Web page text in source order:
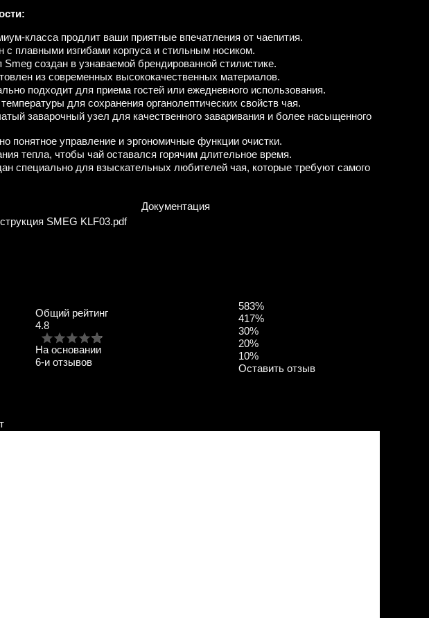
класса продлит ваши приятные впечатления от чаепития.
с плавными изгибами корпуса и стильным носиком.
Smeg создан в узнаваемой брендированной стилистике.
из современных высококачественных материалов.
подходит для приема гостей или ежедневного использования.
для сохранения органолептических свойств чая.
заварочный узел для качественного заваривания и более насыщенного
понятное управление и эргономичные функции очистки.
тепла, чтобы чай оставался горячим длительное время.
специально для взыскательных любителей чая, которые требуют самого
Документация
SMEG KLF03.pdf
Общий рейтинг
4.8
На основании
6-и отзывов
583%
417%
30%
20%
10%
Оставить отзыв